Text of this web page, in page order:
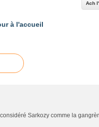
Ach
à l'accueil
Sarkozy comme la